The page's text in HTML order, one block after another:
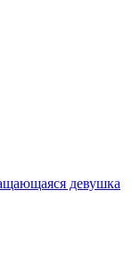
девушка